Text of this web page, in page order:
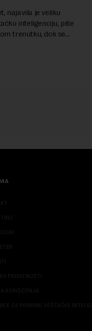
najavila je veliku
inteligenciju, piše
trenutku, dok se
PRIVATNOSTI
KORIŠĆENJA
ZA PRIMENU VEŠTAČKE